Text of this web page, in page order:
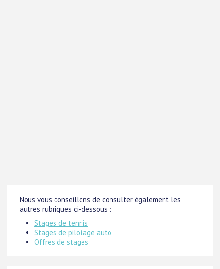
Nous vous conseillons de consulter également les
autres rubriques ci-dessous :
Stages de tennis
Stages de pilotage auto
Offres de stages